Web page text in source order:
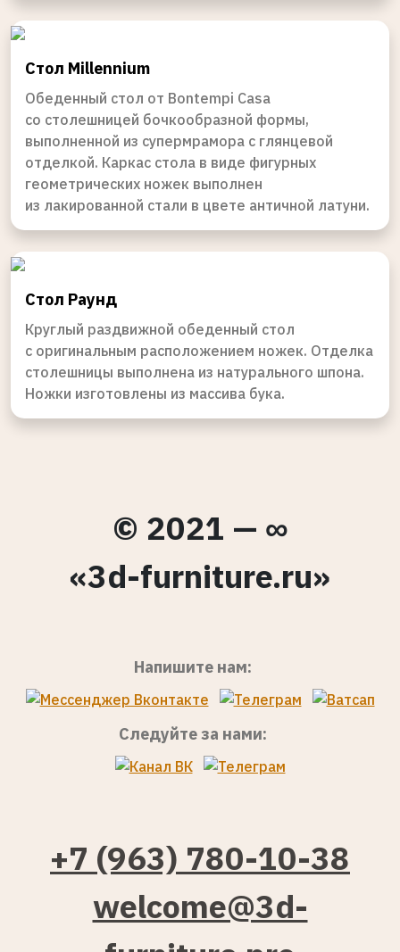
Стол Millennium
Обеденный стол от Bontempi Casa
со столешницей бочкообразной формы,
выполненной из супермрамора с глянцевой
отделкой. Каркас стола в виде фигурных
геометрических ножек выполнен
из лакированной стали в цвете античной латуни.
Стол Раунд
Круглый раздвижной обеденный стол
с оригинальным расположением ножек. Отделка
столешницы выполнена из натурального шпона.
Ножки изготовлены из массива бука.
© 2021 — ∞
«3d-furniture.ru»
Напишите нам:
Следуйте за нами:
+7 (963) 780-10-38
welcome@3d-